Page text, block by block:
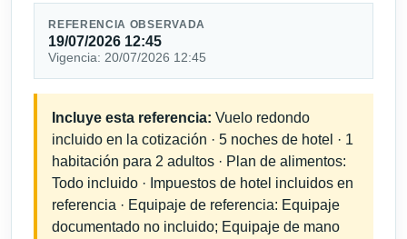
REFERENCIA OBSERVADA
19/07/2026 12:45
Vigencia: 20/07/2026 12:45
Incluye esta referencia: Vuelo redondo
incluido en la cotización · 5 noches de hotel · 1
habitación para 2 adultos · Plan de alimentos:
Todo incluido · Impuestos de hotel incluidos en
referencia · Equipaje de referencia: Equipaje
documentado no incluido; Equipaje de mano